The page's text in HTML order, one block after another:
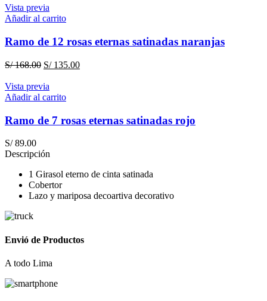
Vista previa
Añadir al carrito
Ramo de 12 rosas eternas satinadas naranjas
S/168.00 El
original
era:
S/135.00El
Vista previa
Añadir al carrito
Ramo de 7 rosas eternas satinadas rojo
S/89.00
Descripción
1 Girasol eterno de cinta satinada
Cobertor
Lazo y mariposa decoartiva decorativo
Envió de Productos
A todo Lima